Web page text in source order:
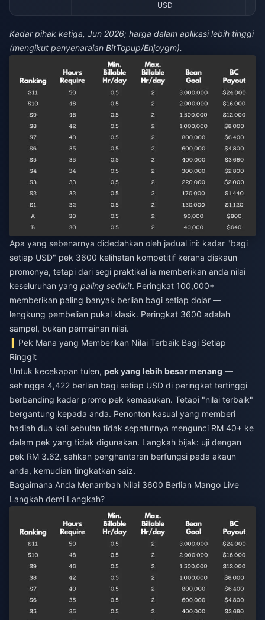
USD
Kadar pihak ketiga, Jun 2026; harga dalam aplikasi lebih tinggi
(mengikut penyenaraian BitTopup/Enjoygm).
Apa yang sebenarnya didedahkan oleh jadual ini: kadar "bagi
setiap USD" pek 3600 kelihatan kompetitif kerana diskaun
promonya, tetapi dari segi praktikal ia memberikan anda nilai
keseluruhan yang paling sedikit. Peringkat 100,000+
memberikan paling banyak berlian bagi setiap dolar —
lengkung pembelian pukal klasik. Peringkat 3600 adalah
sampel, bukan permainan nilai.
Pek Mana yang Memberikan Nilai Terbaik Bagi Setiap
Ringgit
Untuk kecekapan tulen, pek yang lebih besar menang —
sehingga 4,422 berlian bagi setiap USD di peringkat tertinggi
berbanding kadar promo pek kemasukan. Tetapi "nilai terbaik"
bergantung kepada anda. Penonton kasual yang memberi
hadiah dua kali sebulan tidak sepatutnya mengunci RM 40+ ke
dalam pek yang tidak digunakan. Langkah bijak: uji dengan
pek RM 3.62, sahkan penghantaran berfungsi pada akaun
anda, kemudian tingkatkan saiz.
Bagaimana Anda Menambah Nilai 3600 Berlian Mango Live
Langkah demi Langkah?